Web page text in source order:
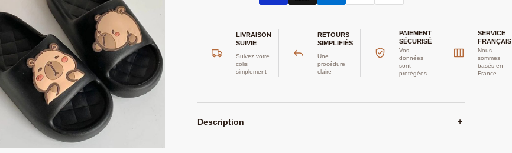
LIVRAISON
SUIVIE
Suivez votre
colis
simplement
RETOURS
SIMPLIFIÉS
Une
procédure
claire
PAIEMENT
SÉCURISÉ
Vos
données
sont
protégées
SERVICE
FRANÇAIS
Nous
sommes
basés en
France
Description +